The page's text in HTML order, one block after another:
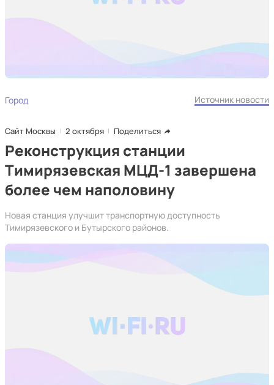
Город Источник новости
Сайт Москвы 2 октября Поделиться
Реконструкция станции
Тимирязевская МЦД-1 завершена
более чем наполовину
Новая станция улучшит транспортную доступность
Тимирязевского и Бутырского районов.